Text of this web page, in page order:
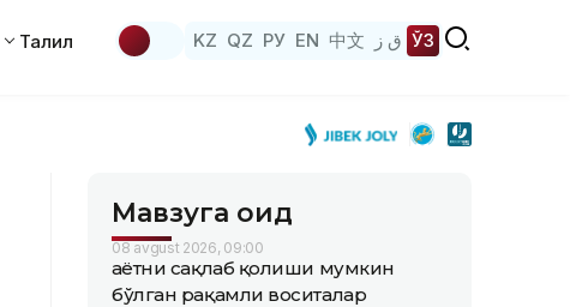
Таҳлил KZ QZ РУ EN 中文 ق ز ЎЗ
Мавзуга оид
08 avgust 2026, 09:00
Ҳаётни сақлаб қолиши мумкин
бўлган рақамли воситалар